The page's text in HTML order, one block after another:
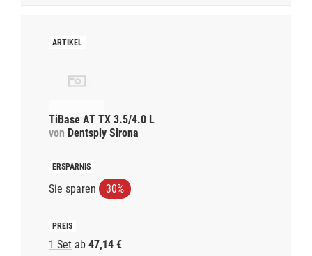
TiBase AT TX 3.5/4.0 L
von Dentsply Sirona
Sie sparen 30%
1 Set ab 47,14 €